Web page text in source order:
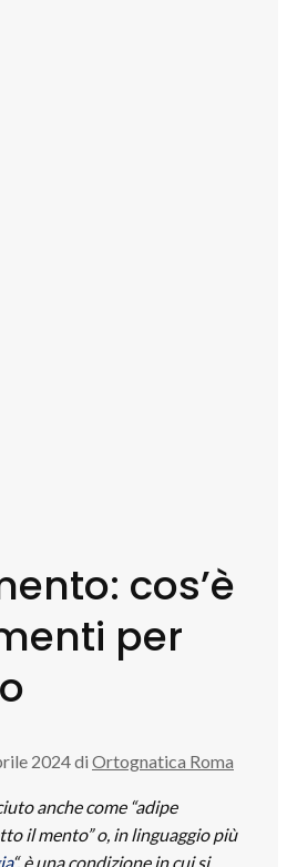
cos’è
per
2024di Ortognatica Roma
anche come “adipe
il mento” o, in linguaggio più
“, è una condizione in cui si